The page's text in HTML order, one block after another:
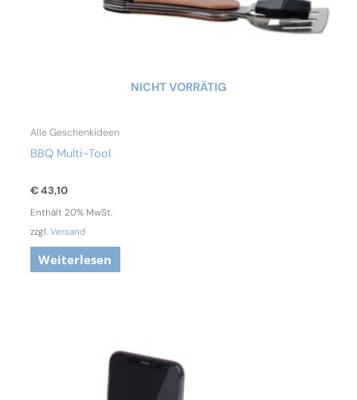
NICHT VORRÄTIG
Alle Geschenkideen
BBQ Multi-Tool
€43,10
Enthält 20% MwSt.
zzgl.Versand
Weiterlesen